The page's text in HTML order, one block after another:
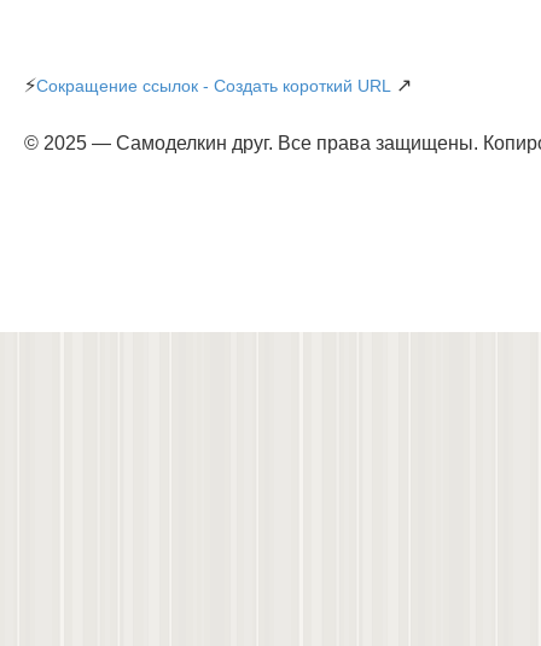
⚡Сокращение ссылок - Создать короткий URL ↗
© 2025 — Самоделкин друг. Все права защищены.